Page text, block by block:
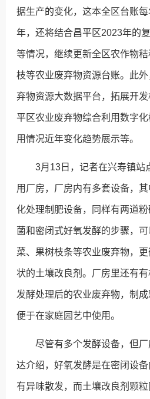
据生产的变化，这本全区台账
年，还将结合昌平区2023年的
等情况，继续更新全区农作物
枝等农业废弃物资源台账。此
弃物资源大数据平台，拓展开
平区农业废弃物综合利用数字
用情况近年变化趋势展示等。
3月13日，记者在兴寿镇站
用厂房，厂房内有多套设备，
化处理制肥设备，同样有两道
菌和密闭式好氧发酵的步骤，
菜、果树枝条等农业废弃物，
状的土壤改良剂。厂房里还有
发酵处理后的农业废弃物，制成
便于在家庭园艺中使用。
尽管有多个发酵设备，但
达介绍，好氧发酵是在密闭设
有异味散发，而土壤改良剂颗